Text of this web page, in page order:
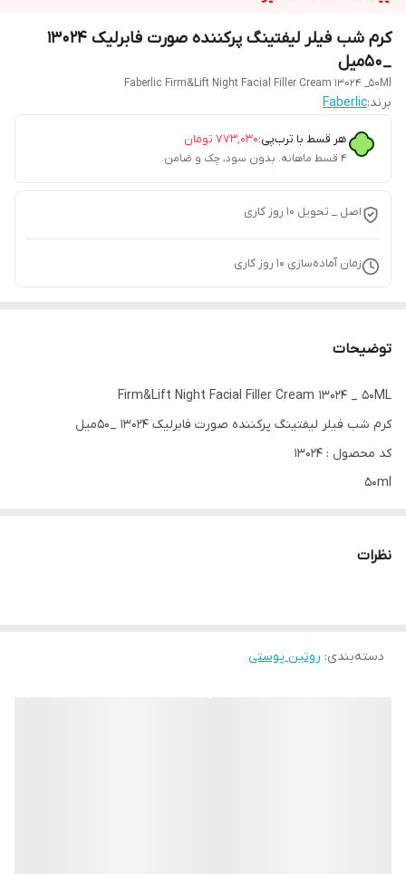
کرم شب فیلر لیفتینگ پرکننده صورت فابرلیک 13024
_50میل
Faberlic Firm&Lift Night Facial Filler Cream 13024 _50Ml
برند:Faberlic
هر قسط با ترب‌پی:۷۷۳٬۰۳۰ تومان
۴ قسط ماهانه. بدون سود، چک و ضامن.
اصل _ تحویل ۱۰ روز کاری
زمان آماده‌سازی 10 روز کاری
توضیحات
Firm&Lift Night Facial Filler Cream 13024 _ 50ML
کرم شب فیلر لیفتینگ پرکننده صورت فابرلیک 13024 _50میل
کد محصول : 13024
50ml
کرم، صورت را تغییر شکل داده و برجستگی‌های ریز را یکنواخت می‌کند،
نظرات
دسته‌بندی: روتین پوستی